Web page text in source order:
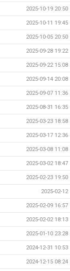
2025-10-19 20:50
2025-10-11 19:45
2025-10-05 20:50
2025-09-28 19:22
2025-09-22 15:08
2025-09-14 20:08
2025-09-07 11:36
2025-08-31 16:35
2025-03-23 18:58
2025-03-17 12:36
2025-03-08 11:08
2025-03-02 18:47
2025-02-23 19:50
2025-02-12
2025-02-09 16:57
2025-02-02 18:13
2025-01-10 23:28
2024-12-31 10:53
2024-12-15 08:24